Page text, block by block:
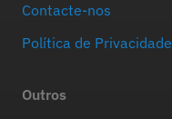
Contacte-nos
Política de Privacidade
Outros